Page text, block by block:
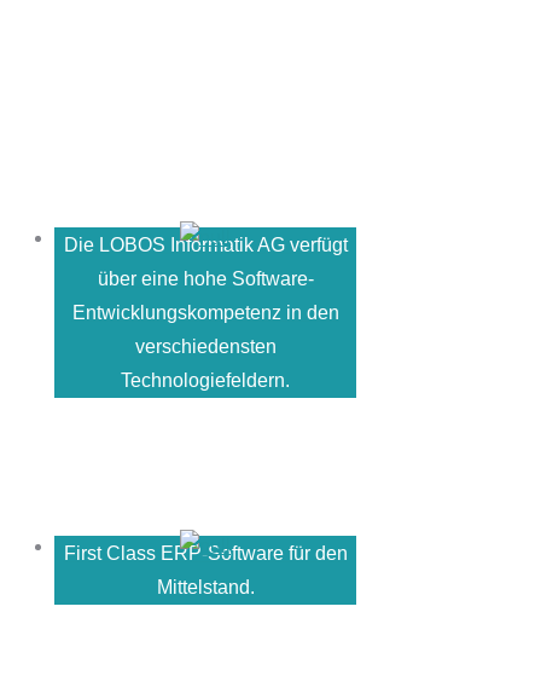
Die LOBOS Informatik AG verfügt
über eine hohe Software-
Entwicklungskompetenz in den
verschiedensten
Technologiefeldern.
First Class ERP-Software für den
Mittelstand.